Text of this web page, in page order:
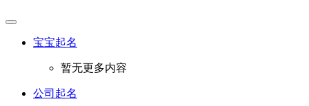
宝宝起名
暂无更多内容
公司起名